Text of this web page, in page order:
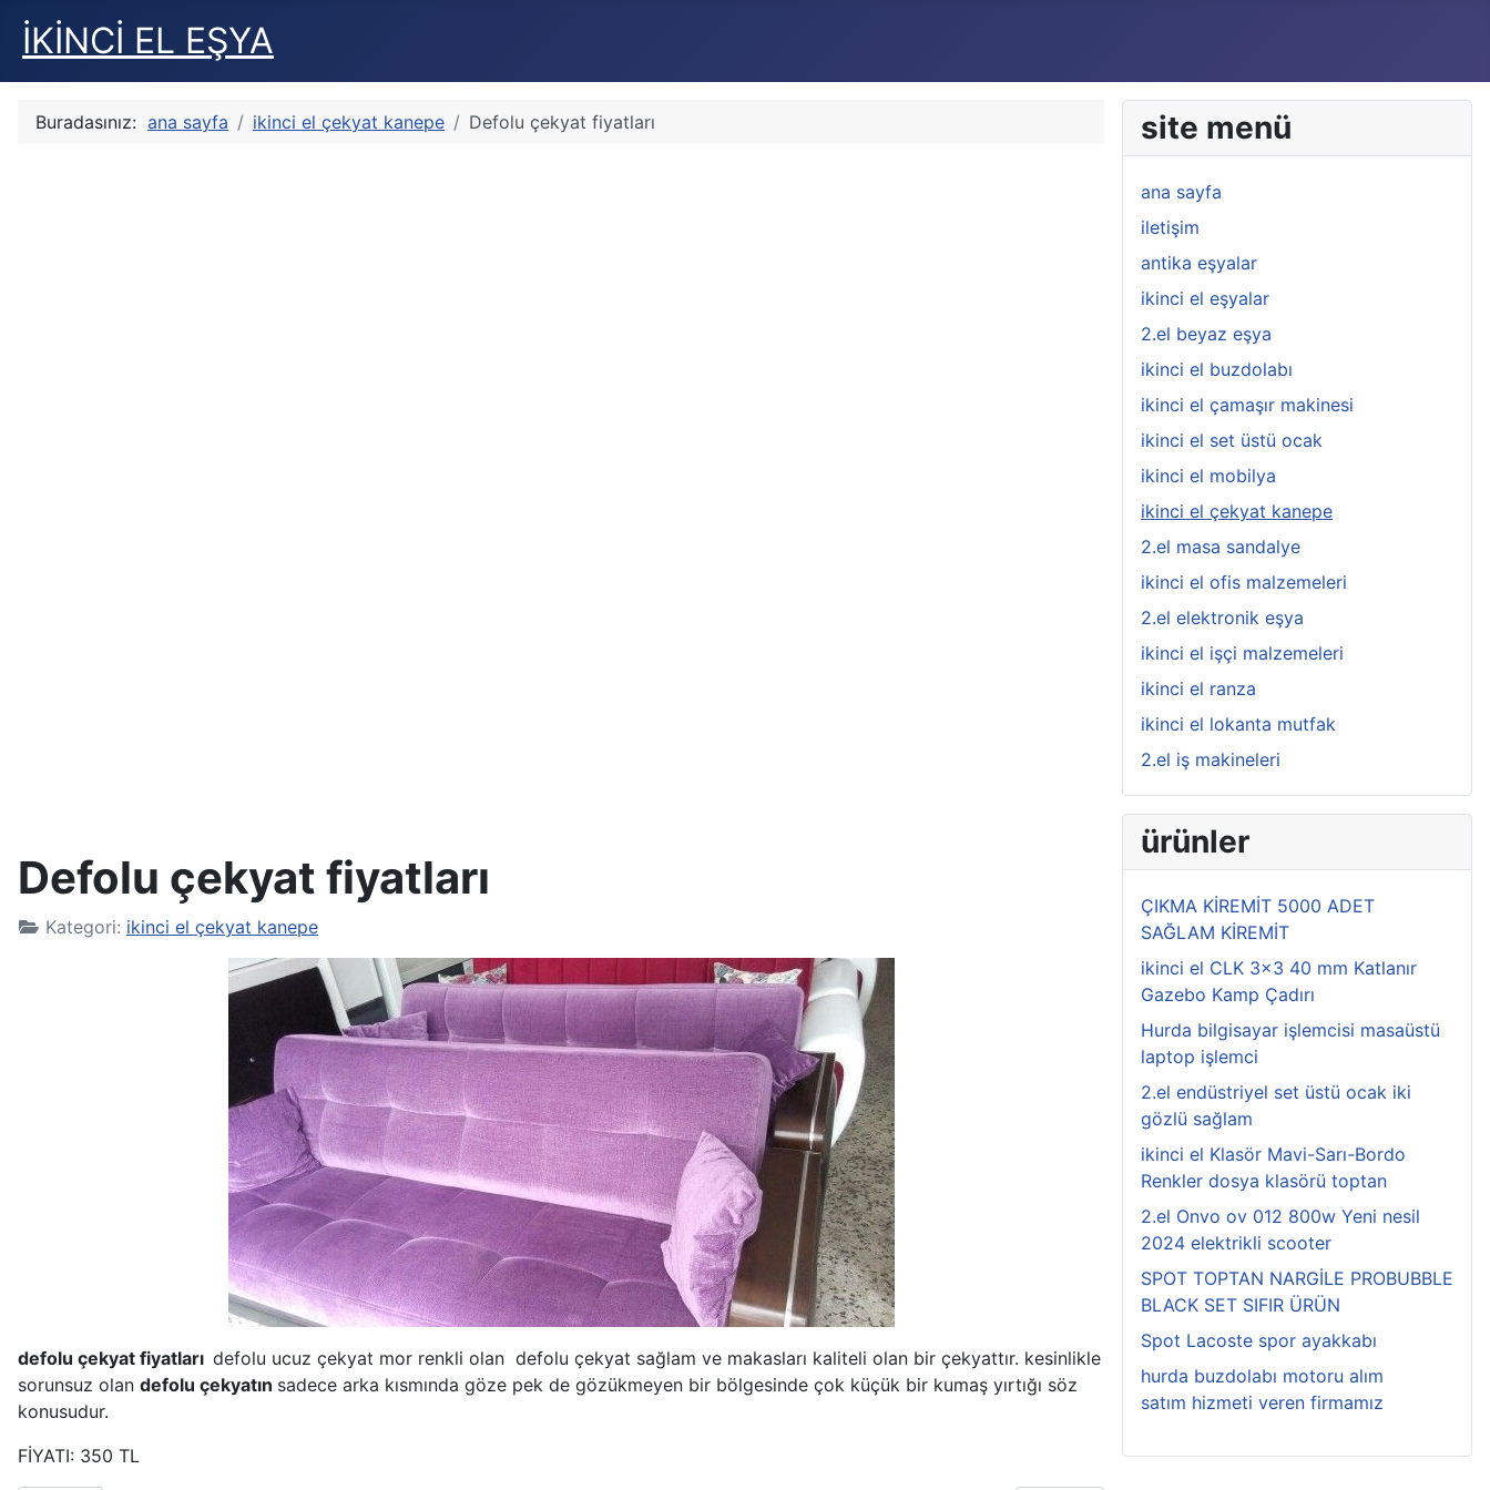
İKİNCİ EL EŞYA
Buradasınız: ana sayfa ikinci el çekyat kanepe Defolu çekyat fiyatları
Defolu çekyat fiyatları
Kategori: ikinci el çekyat kanepe
defolu çekyat fiyatları defolu ucuz çekyat mor renkli olan defolu çekyat sağlam ve makasları kaliteli olan bir çekyattır. kesinlikle
sorunsuz olan defolu çekyatın sadece arka kısmında göze pek de gözükmeyen bir bölgesinde çok küçük bir kumaş yırtığı söz
konusudur.
FİYATI: 350 TL
site menü
ana sayfa
iletişim
antika eşyalar
ikinci el eşyalar
2.el beyaz eşya
ikinci el buzdolabı
ikinci el çamaşır makinesi
ikinci el set üstü ocak
ikinci el mobilya
ikinci el çekyat kanepe
2.el masa sandalye
ikinci el ofis malzemeleri
2.el elektronik eşya
ikinci el işçi malzemeleri
ikinci el ranza
ikinci el lokanta mutfak
2.el iş makineleri
ürünler
ÇIKMA KİREMİT 5000 ADET
SAĞLAM KİREMİT
ikinci el CLK 3x3 40 mm Katlanır
Gazebo Kamp Çadırı
Hurda bilgisayar işlemcisi masaüstü
laptop işlemci
2.el endüstriyel set üstü ocak iki
gözlü sağlam
ikinci el Klasör Mavi-Sarı-Bordo
Renkler dosya klasörü toptan
2.el Onvo ov 012 800w Yeni nesil
2024 elektrikli scooter
SPOT TOPTAN NARGİLE PROBUBBLE
BLACK SET SIFIR ÜRÜN
Spot Lacoste spor ayakkabı
hurda buzdolabı motoru alım
satım hizmeti veren firmamız